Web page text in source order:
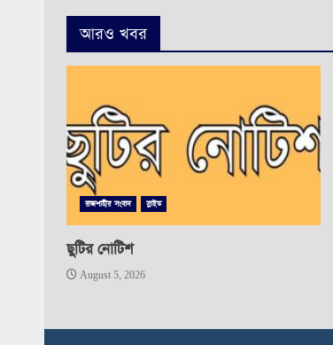
আরও খবর
রাজশাহীর সংবাদ স্লাইড
ছুটির নোটিশ
August 5, 2026